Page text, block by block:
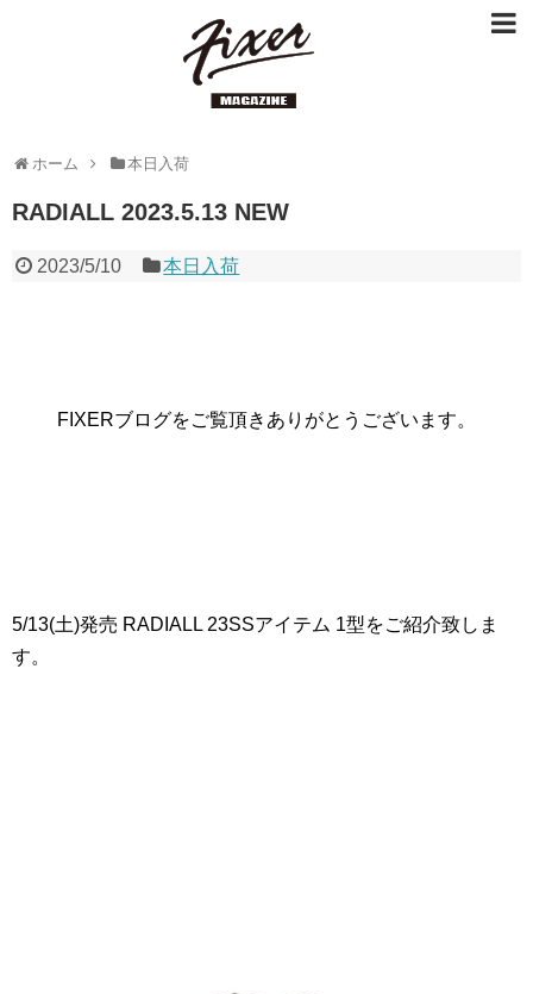
ホーム 本日入荷
RADIALL 2023.5.13 NEW
2023/5/10 本日入荷
FIXERブログをご覧頂きありがとうございます。
5/13(土)発売 RADIALL 23SSアイテム 1型をご紹介致しま
す。